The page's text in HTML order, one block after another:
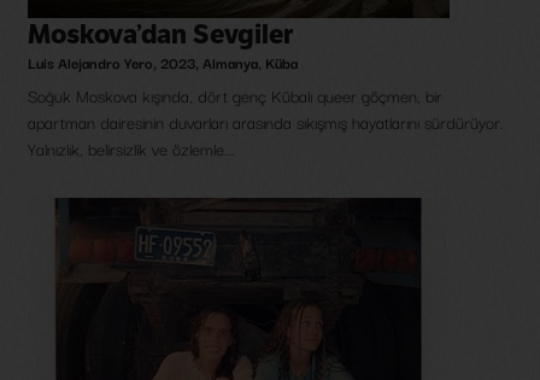
Moskova’dan Sevgiler
Luis Alejandro Yero, 2023, Almanya, Küba
Soğuk Moskova kışında, dört genç Kübalı queer göçmen, bir
apartman dairesinin duvarları arasında sıkışmış hayatlarını sürdürüyor.
Yalnızlık, belirsizlik ve özlemle...